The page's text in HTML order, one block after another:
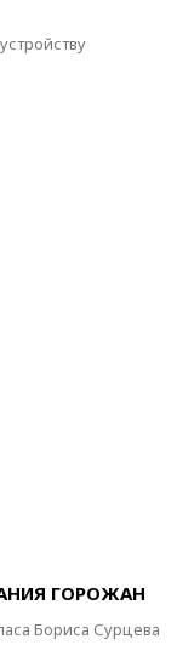
ГОРОЖАН
Бориса Сурцева